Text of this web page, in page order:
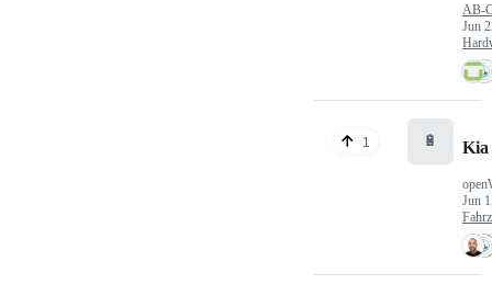
AB-
Jun
1 🔋 Kia
Jun